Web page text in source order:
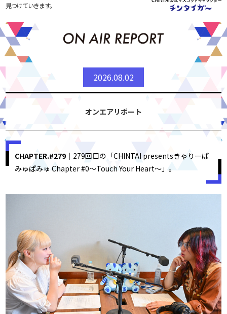
見つけていきます。
2026.08.02
オンエアリポート
CHAPTER.#279｜279回目の「CHINTAI presentsきゃりーぱ
みゅぱみゅ Chapter #0～Touch Your Heart～」。